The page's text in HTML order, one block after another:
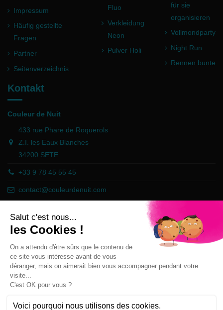
Impressum
Häufig gestellte
Fragen
Partner
Seitenverzeichnis
Fluo
Verkleidung
Neon
Pulver Holi
für sie
organisieren
Vollmondparty
Night Run
Rennen bunte
Kontakt
Couleur de Nuit
433 rue Phare de Roquerols
Z.I. les Eaux Blanches
34200 SETE
+33 9 78 45 55 45
contact@couleurdenuit.com
Händler zugelassen von Gesellschaft für Garantierte Bewertungen,
Klicken Sie hier
Newsletter